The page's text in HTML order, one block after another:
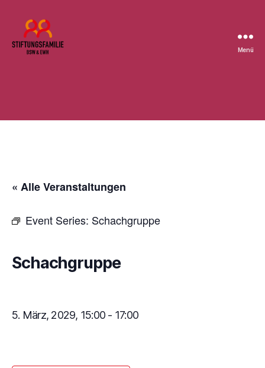
Menü
« Alle Veranstaltungen
Event Series: Schachgruppe
Schachgruppe
5. März, 2029, 15:00 - 17:00